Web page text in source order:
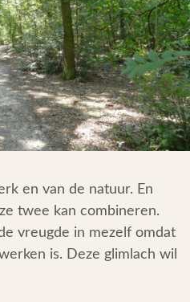
en van de natuur. En
twee kan combineren.
vreugde in mezelf omdat
is. Deze glimlach wil